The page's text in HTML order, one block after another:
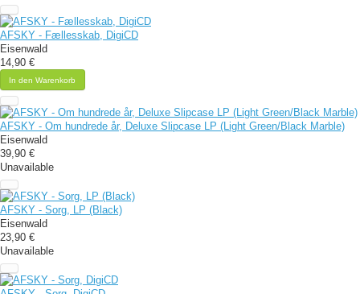
AFSKY - Fællesskab, DigiCD
Eisenwald
14,90 €
In den Warenkorb
AFSKY - Om hundrede år, Deluxe Slipcase LP (Light Green/Black Marble)
Eisenwald
39,90 €
Unavailable
AFSKY - Sorg, LP (Black)
Eisenwald
23,90 €
Unavailable